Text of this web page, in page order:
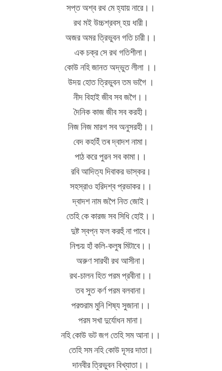
সপ্ত অশ্ব রথ মে হ্যায় নারে।।
রথ মই উচ্চশ্রবস্ হয় ধারী।
অজর অমর ত্রিভুবন গতি চারী।।
এক চক্র সে রথ গতিশীলা।
কোউ নহি জানত অদ্ভুত লীলা ।।
উদয় হোত ত্রিভুবন তম ভাগৈ ।
নীদ বিহাই জীব সব জগৈ।।
দৈনিক কাজ জীব সব করহী।
নিজ নিজ মারগ সব অনুসরহী।।
বেদ কহহিঁ তৰ দ্বাদশ নামা।
পাঠ করে পুরন সব কামা।।
রবি আদিত্য দিবাকর ভাস্কর।
সহস্রাও হরিদশ্ব প্রভাকর।।
দ্বাদশ নাম জপৈ নিত জোই।
তেহি কে কারজ সব সিধি হোই।।
দুষ্ট স্বপ্ন ফল করহুঁ না পাবে।
নিশ্চয় হাঁ কলি-কলুষ মিটাবে।।
অরুণ সারথী রথ আসীনা।
রথ-চালন হিত পরম প্রবীনা।।
তব সুত কর্ণ পরম বলবানা।
পরশুরাম মুনি শিষ্য সুজানা।।
পরম সখা দুর্যোধন মানা।
নহি কোউ ভট জগ তেহি সম আনা।।
তেহি সম নহি কোউ দূসর দাতা।
দানবীর ত্রিভুবন বিখ্যাতা।।